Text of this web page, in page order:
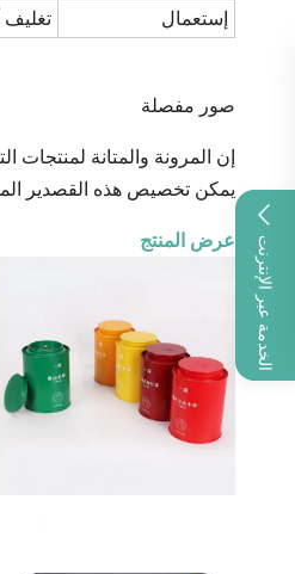
الخدمة عبر الإنترنت
إستعمال
تغليف
صور مفصلة
إن المرونة والمتانة لمنتجات
يمكن تخصيص هذه القصدير
عرض المنتج